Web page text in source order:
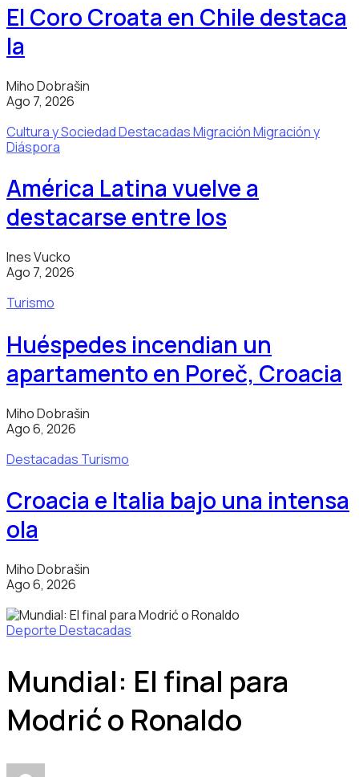
El Coro Croata en Chile destaca
la
Miho Dobrašin
Ago 7, 2026
Cultura y SociedadDestacadasMigraciónMigración y
Diáspora
América Latina vuelve a
destacarse entre los
Ines Vucko
Ago 7, 2026
Turismo
Huéspedes incendian un
apartamento en Poreč, Croacia
Miho Dobrašin
Ago 6, 2026
Destacadas Turismo
Croacia e Italia bajo una intensa
ola
Miho Dobrašin
Ago 6, 2026
DeporteDestacadas
Mundial: El final para
Modrić o Ronaldo